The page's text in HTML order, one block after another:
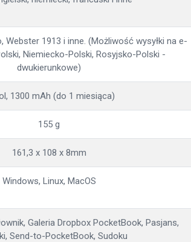
Webster 1913 i inne. (Możliwość wysyłki na e-
Niemiecko-Polski, Rosyjsko-Polski -
dwukierunkowe)
1300 mAh (do 1 miesiąca)
155 g
161,3 x 108 x 8mm
Windows, Linux, MacOS
Galeria Dropbox PocketBook, Pasjans,
Send-to-PocketBook, Sudoku